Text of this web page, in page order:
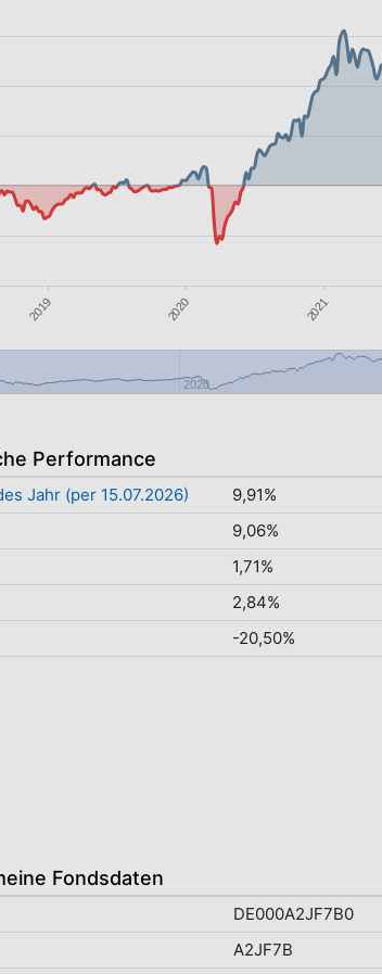
2019 2020 2021
2020
Performance
Jahr (per 15.07.2026)
9,91%
9,06%
1,71%
2,84%
-20,50%
Fondsdaten
DE000A2JF7B0
A2JF7B